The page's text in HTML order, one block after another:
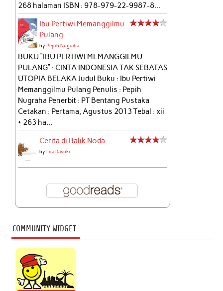
268 halaman ISBN : 978-979-22-9987-8...
Ibu Pertiwi Memanggilmu
Pulang
byPepih Nugraha
BUKU “IBU PERTIWI MEMANGGILMU
PULANG” : CINTA INDONESIA TAK SEBATAS
UTOPIA BELAKA Judul Buku : Ibu Pertiwi
Memanggilmu Pulang Penulis : Pepih
Nugraha Penerbit : PT Bentang Pustaka
Cetakan : Pertama, Agustus 2013 Tebal : xii
+ 263 ha...
Cerita di Balik Noda
byFira Basuki
COMMUNITY WIDGET